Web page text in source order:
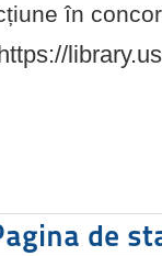
în
https://
de